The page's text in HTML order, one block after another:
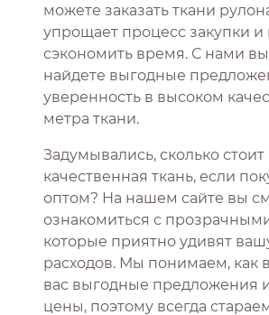
можете заказать ткани
упрощает процесс закупки и
сэкономить время. С нами
найдете выгодные
уверенность в высоком
метра ткани.
Задумывались, сколько стоит
качественная ткань, если
оптом? На нашем сайте вы
ознакомиться с
которые приятно удивят
расходов. Мы понимаем, как
вас выгодные предложения
цены, поэтому всегда